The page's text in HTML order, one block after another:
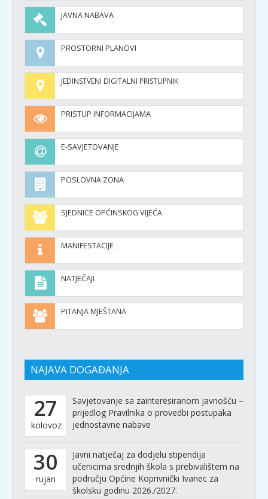
JAVNA NABAVA
PROSTORNI PLANOVI
JEDINSTVENI DIGITALNI PRISTUPNIK
PRISTUP INFORMACIJAMA
E-SAVJETOVANJE
POSLOVNA ZONA
SJEDNICE OPĆINSKOG VIJEĆA
MANIFESTACIJE
NATJEČAJI
PITANJA MJEŠTANA
NAJAVA DOGAĐANJA
27
kolovoz
Savjetovanje sa zainteresiranom javnošću –
prijedlog Pravilnika o provedbi postupaka
jednostavne nabave
30
rujan
Javni natječaj za dodjelu stipendija
učenicima srednjih škola s prebivalištem na
području Općine Koprivnički Ivanec za
školsku godinu 2026./2027.